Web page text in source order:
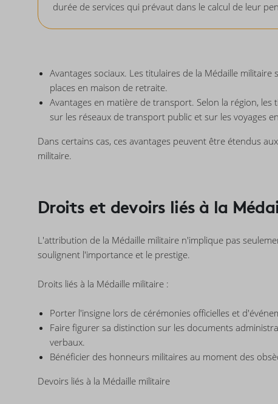
durée de services qui prévaut dans le calcul de leur
Avantages sociaux. Les titulaires de la Médaille
places en maison de retraite.
Avantages en matière de transport. Selon la région,
sur les réseaux de transport public et sur les voyages
Dans certains cas, ces avantages peuvent être étendus
militaire.
Droits et devoirs liés à la
L'attribution de la Médaille militaire n'implique pas
soulignent l'importance et le prestige.
Droits liés à la Médaille militaire :
Porter l'insigne lors de cérémonies officielles et
Faire figurer sa distinction sur les documents
verbaux.
Bénéficier des honneurs militaires au moment des
Devoirs liés à la Médaille militaire